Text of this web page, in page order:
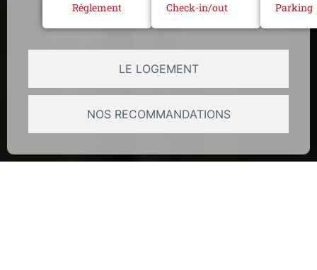
LE LOGEMENT
NOS RECOMMANDATIONS
Réglement Check-in/out Parking